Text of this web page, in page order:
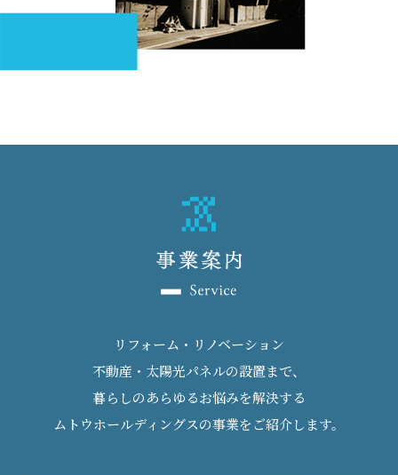
リフォーム・リノベーション
不動産・太陽光パネルの設置まで、
暮らしのあらゆるお悩みを解決する
ムトウホールディングスの事業をご紹介します。